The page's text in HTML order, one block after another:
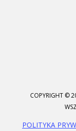
COPYRIGHT ©
POLITYKA